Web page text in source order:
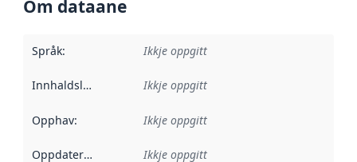
Om dataane
Språk: Ikkje oppgitt
Innhaldsleverandørar :
Ikkje oppgitt
Opphav: Ikkje oppgitt
Oppdateringsfrekvens :
Ikkje oppgitt